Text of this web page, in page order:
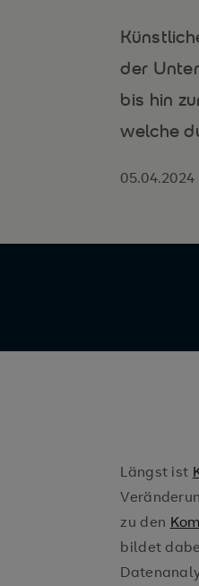
der
bis hin
welche
05.04.2024
Längst ist
zu den
bildet